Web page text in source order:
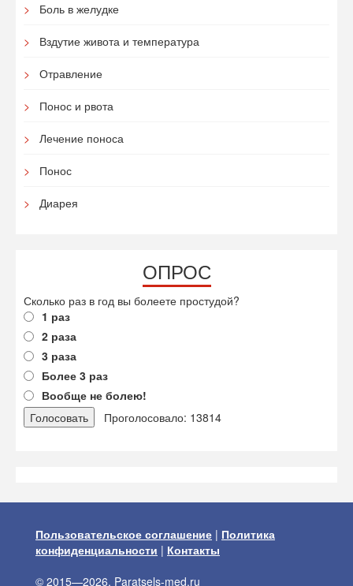
Боль в желудке
Вздутие живота и температура
Отравление
Понос и рвота
Лечение поноса
Понос
Диарея
ОПРОС
Сколько раз в год вы болеете простудой?
1 раз
2 раза
3 раза
Более 3 раз
Вообще не болею!
Проголосовало: 13814
Пользовательское соглашение | Политика
конфиденциальности | Контакты
© 2015—2026, Paratsels-med.ru